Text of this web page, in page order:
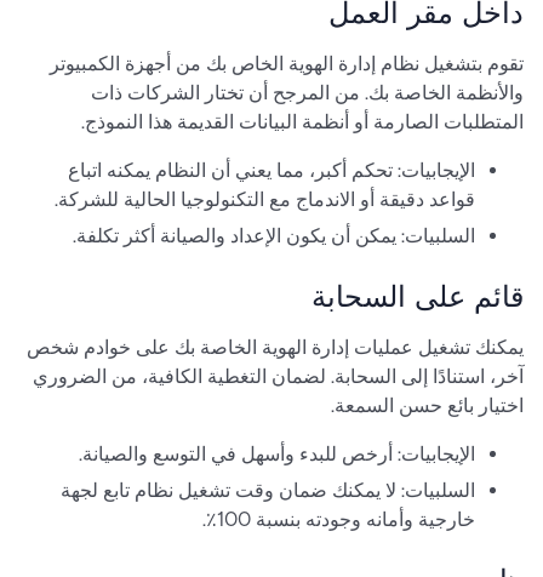
داخل مقر العمل
تقوم بتشغيل نظام إدارة الهوية الخاص بك من أجهزة الكمبيوتر
والأنظمة الخاصة بك. من المرجح أن تختار الشركات ذات
المتطلبات الصارمة أو أنظمة البيانات القديمة هذا النموذج.
الإيجابيات: تحكم أكبر، مما يعني أن النظام يمكنه اتباع
قواعد دقيقة أو الاندماج مع التكنولوجيا الحالية للشركة.
السلبيات: يمكن أن يكون الإعداد والصيانة أكثر تكلفة.
قائم على السحابة
يمكنك تشغيل عمليات إدارة الهوية الخاصة بك على خوادم شخص
آخر، استنادًا إلى السحابة. لضمان التغطية الكافية، من الضروري
اختيار بائع حسن السمعة.
الإيجابيات: أرخص للبدء وأسهل في التوسع والصيانة.
السلبيات: لا يمكنك ضمان وقت تشغيل نظام تابع لجهة
خارجية وأمانه وجودته بنسبة 100٪.